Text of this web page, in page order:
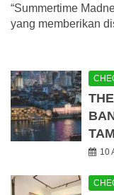
“Summertime
yang memberikan
10